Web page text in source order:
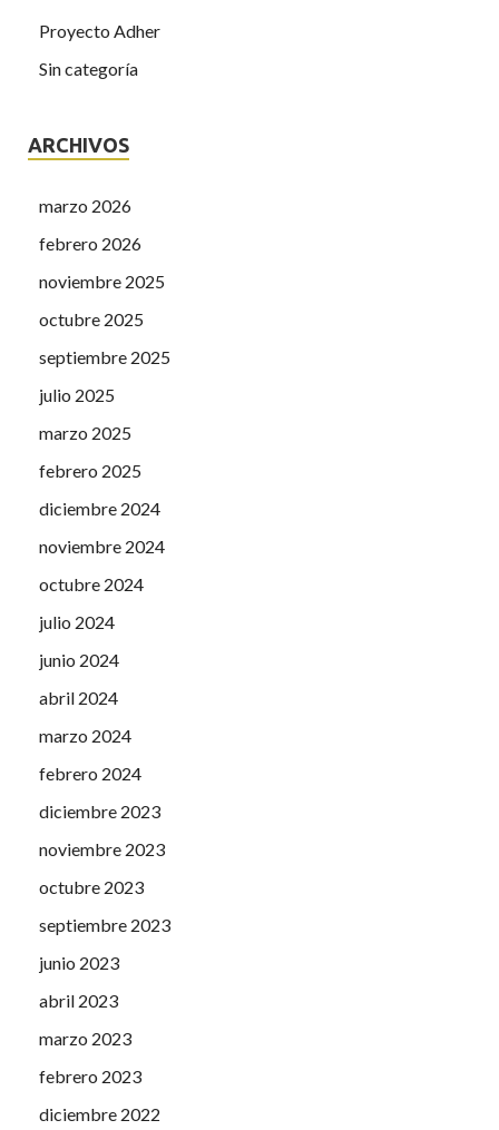
Proyecto Adher
Sin categoría
ARCHIVOS
marzo 2026
febrero 2026
noviembre 2025
octubre 2025
septiembre 2025
julio 2025
marzo 2025
febrero 2025
diciembre 2024
noviembre 2024
octubre 2024
julio 2024
junio 2024
abril 2024
marzo 2024
febrero 2024
diciembre 2023
noviembre 2023
octubre 2023
septiembre 2023
junio 2023
abril 2023
marzo 2023
febrero 2023
diciembre 2022